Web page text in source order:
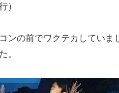
）
ンの前でワクテカしていま
。